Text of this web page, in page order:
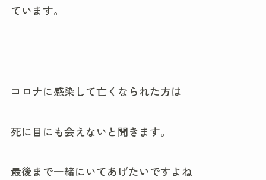
ています。
コロナに感染して亡くなられた方は
死に目にも会えないと聞きます。
最後まで一緒にいてあげたいですよね